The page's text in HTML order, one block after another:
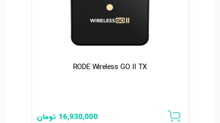
RODE Wireless GO II TX
16,930,000 تومان